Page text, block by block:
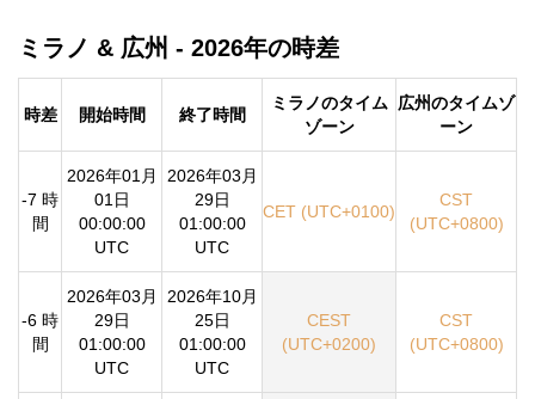
ミラノ & 広州 - 2026年の時差
時差 開始時間 終了時間
ミラノのタイム
ゾーン
広州のタイムゾ
ーン
-7 時
間
2026年01月
01日
00:00:00
UTC
2026年03月
29日
01:00:00
UTC
CET (UTC+0100)
CST
(UTC+0800)
-6 時
間
2026年03月
29日
01:00:00
UTC
2026年10月
25日
01:00:00
UTC
CEST
(UTC+0200)
CST
(UTC+0800)